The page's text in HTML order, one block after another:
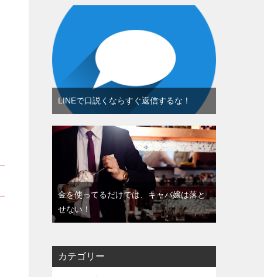
LINEで口説くならすぐ返信するな！
金を使ってるだけでは、キャバ嬢は落と
せない！
カテゴリー